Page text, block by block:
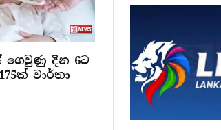
ගෙවුණු දින 6ට
වාර්තා